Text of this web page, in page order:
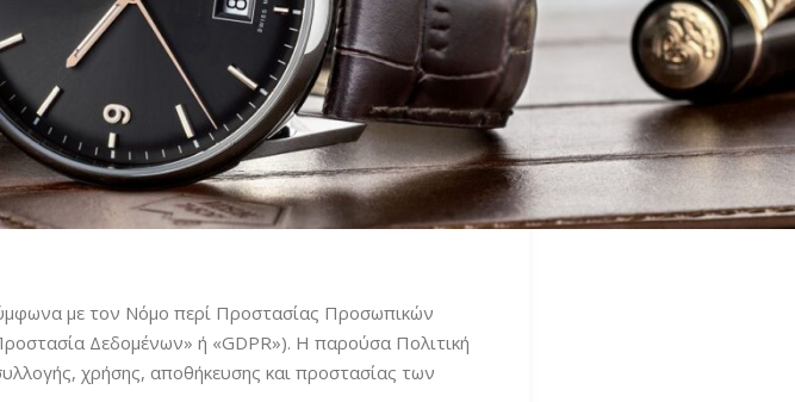
με τον Νόμο περί Προστασίας Προσωπικών
Δεδομένων» ή «GDPR»). Η παρούσα Πολιτική
χρήσης, αποθήκευσης και προστασίας των